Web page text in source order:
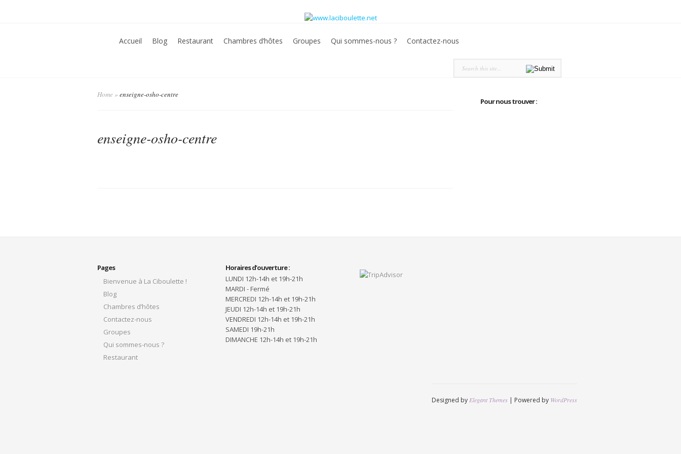
Accueil Blog Restaurant Chambres d’hôtes Groupes Qui sommes-nous ? Contactez-nous
Home » enseigne-osho-centre
enseigne-osho-centre
Pour nous trouver :
Pages
Bienvenue à La Ciboulette !
Blog
Chambres d’hôtes
Contactez-nous
Groupes
Qui sommes-nous ?
Restaurant
Horaires d’ouverture :
LUNDI 12h-14h et 19h-21h
MARDI - Fermé
MERCREDI 12h-14h et 19h-21h
JEUDI 12h-14h et 19h-21h
VENDREDI 12h-14h et 19h-21h
SAMEDI 19h-21h
DIMANCHE 12h-14h et 19h-21h
Designed by Elegant Themes | Powered by WordPress